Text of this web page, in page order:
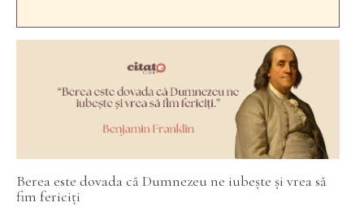
Berea este dovada că Dumnezeu ne iubește și vrea să
fim fericiți